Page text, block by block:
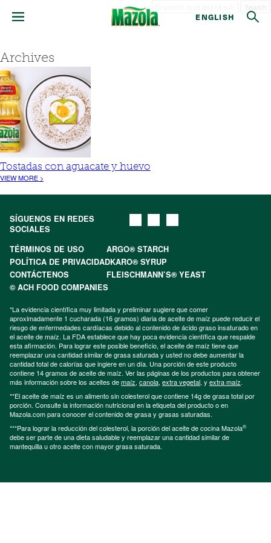
ENGLISH
Archives
Tostadas con aguacate y huevo
VIEW MORE >
SÍGUENOS EN REDES
SOCIALES
TÉRMINOS DE USO
ARGO® STARCH
POLÍTICA DE PRIVACIDADKARO® SYRUP
CONTÁCTENOS
FLEISCHMANN’S® YEAST
© ACH FOOD COMPANIES
*La evidencia científica muy limitada y preliminar sugiere que comer
aproximadamente 1 cucharada (16 gramos) diaria de aceite de maíz puede reducir el
riesgo de enfermedades cardíacas debido al contenido de ácido graso insaturado en
el aceite de maíz. La FDA establece que hay poca evidencia científica que respalde
esta afirmación. Para lograr este posible beneficio, el aceite de maíz tiene que
reemplazar una cantidad similar de grasa saturada y usted no debe aumentar la
cantidad total de calorías que ingiere en un día. Una porción de este producto
contiene 14 gramos de aceite de maíz. Ver las páginas de los productos para obtener
más información sobre los aceites demaíz, canola, extra vegetal, y extra maíz.
**El aceite de maíz es un alimento sin colesterol que contiene 14g de grasa total por
porción. Consulte la información nutricional en la etiqueta del producto o en
Mazola.com para conocer el contenido de grasa y grasas saturadas.
***Para lograr la reducción del colesterol, la porción del aceite de cocina Mazola®
debe ser parte de una dieta saludable y reemplazar una cantidad similar de
mantequilla u otro aceite con mayor grasa saturada.